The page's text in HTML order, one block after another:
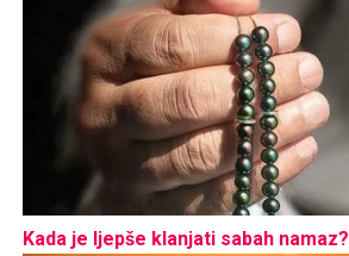
Kada je ljepše klanjati sabah namaz?